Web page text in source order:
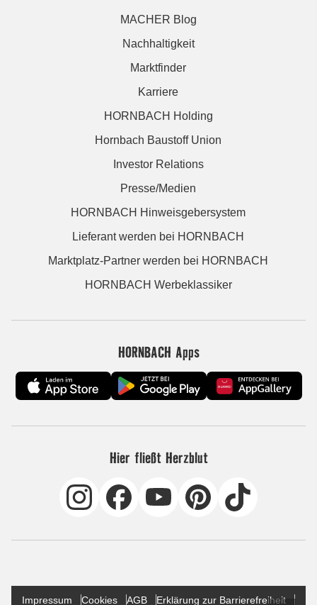
MACHER Blog
Nachhaltigkeit
Marktfinder
Karriere
HORNBACH Holding
Hornbach Baustoff Union
Investor Relations
Presse/Medien
HORNBACH Hinweisgebersystem
Lieferant werden bei HORNBACH
Marktplatz-Partner werden bei HORNBACH
HORNBACH Werbeklassiker
HORNBACH Apps
Hier fließt Herzblut
Impressum Cookies AGB Erklärung zur Barrierefreiheit